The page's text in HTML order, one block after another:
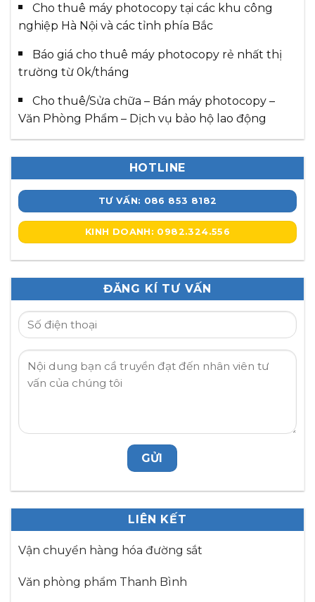
Cho thuê máy photocopy tại các khu công
nghiệp Hà Nội và các tỉnh phía Bắc
Báo giá cho thuê máy photocopy rẻ nhất thị
trường từ 0k/tháng
Cho thuê/Sửa chữa – Bán máy photocopy –
Văn Phòng Phẩm – Dịch vụ bảo hộ lao động
HOTLINE
TƯ VẤN: 086 853 8182
KINH DOANH: 0982.324.556
ĐĂNG KÍ TƯ VẤN
LIÊN KẾT
Vận chuyển hàng hóa đường sắt
Văn phòng phẩm Thanh Bình